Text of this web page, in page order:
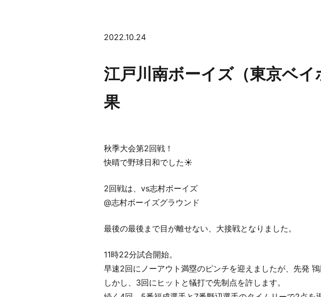
2022.10.24
江戸川南ボーイズ（東京ベ
果
秋季大会第2回戦！
快晴で野球日和でした☀︎
2回戦は、vs志村ボーイズ
@志村ボーイズグラウンド
最後の最後まで目が離せない、大接戦となりました。
11時22分試合開始。
早速2回にノーアウト満塁のピンチを迎えましたが、先発
しかし、3回にヒットと犠打で先制点を許します。